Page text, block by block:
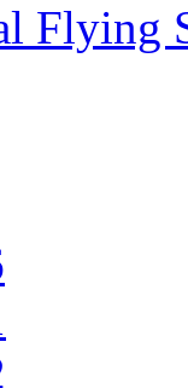
Flying